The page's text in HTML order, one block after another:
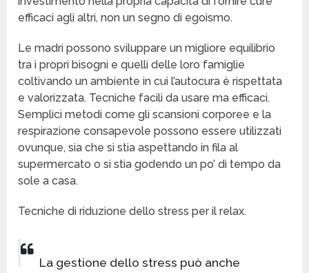
efficaci agli altri, non un segno di egoismo.
Le madri possono sviluppare un migliore equilibrio
tra i propri bisogni e quelli delle loro famiglie
coltivando un ambiente in cui l’autocura è rispettata
e valorizzata. Tecniche facili da usare ma efficaci.
Semplici metodi come gli scansioni corporee e la
respirazione consapevole possono essere utilizzati
ovunque, sia che si stia aspettando in fila al
supermercato o si stia godendo un po’ di tempo da
sole a casa.
Tecniche di riduzione dello stress per il relax.
La gestione dello stress può anche